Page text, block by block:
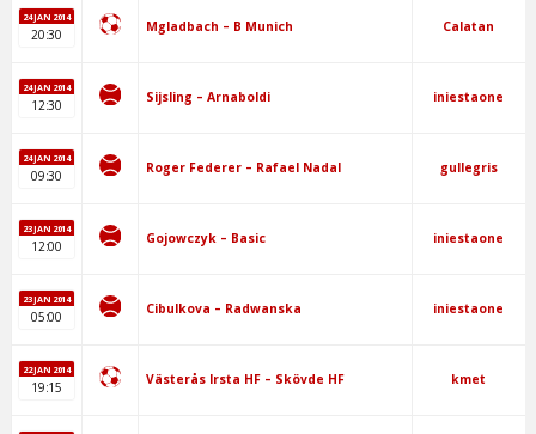
24 JAN 2014
20:30 Mgladbach – B Munich Calatan
24 JAN 2014
12:30 Sijsling – Arnaboldi iniestaone
24 JAN 2014
09:30 Roger Federer – Rafael Nadal gullegris
23 JAN 2014
12:00 Gojowczyk – Basic iniestaone
23 JAN 2014
05:00 Cibulkova – Radwanska iniestaone
22 JAN 2014
19:15 Västerås Irsta HF – Skövde HF kmet